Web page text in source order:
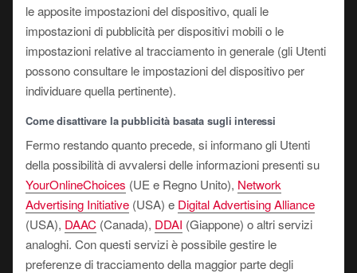
le apposite impostazioni del dispositivo, quali le
impostazioni di pubblicità per dispositivi mobili o le
impostazioni relative al tracciamento in generale (gli Utenti
possono consultare le impostazioni del dispositivo per
individuare quella pertinente).
Come disattivare la pubblicità basata sugli interessi
Fermo restando quanto precede, si informano gli Utenti
della possibilità di avvalersi delle informazioni presenti su
YourOnlineChoices (UE e Regno Unito), Network
Advertising Initiative (USA) e Digital Advertising Alliance
(USA), DAAC (Canada), DDAI (Giappone) o altri servizi
analoghi. Con questi servizi è possibile gestire le
preferenze di tracciamento della maggior parte degli